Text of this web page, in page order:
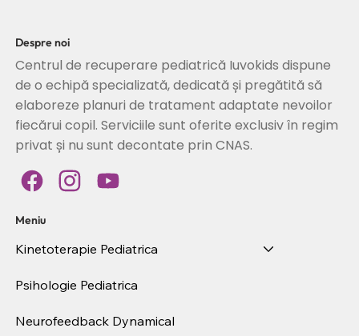
Meniu
Kinetoterapie Pediatrica
Psihologie Pediatrica
Neurofeedback Dynamical
Despre noi
Centrul de recuperare pediatrică Iuvokids dispune
de o echipă specializată, dedicată și pregătită să
elaboreze planuri de tratament adaptate nevoilor
fiecărui copil. Serviciile sunt oferite exclusiv în regim
privat și nu sunt decontate prin CNAS.